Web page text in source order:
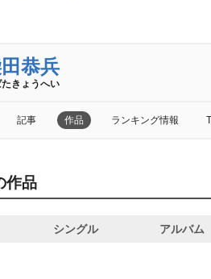
恭兵
たきょうへい
記事 作品 ランキング情報
作品
シングル アルバム